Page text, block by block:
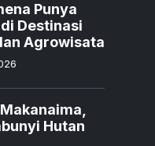
Punya
Destinasi
Agrowisata
Hutan